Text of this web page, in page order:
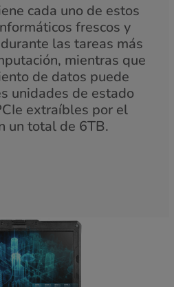
cada uno de estos
frescos y
las tareas más
mientras que
de datos puede
unidades de estado
extraíbles por el
un total de 6TB.